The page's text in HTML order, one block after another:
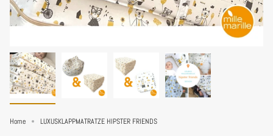
Home LUXUSKLAPPMATRATZE HIPSTER FRIENDS